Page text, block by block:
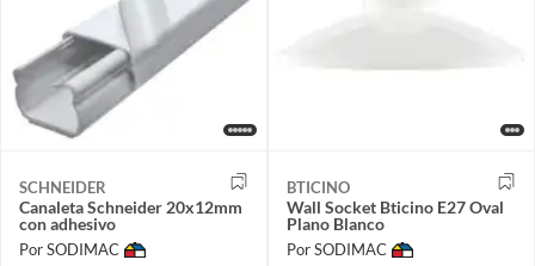
SCHNEIDER
Canaleta Schneider 20x12mm
con adhesivo
Por SODIMAC
BTICINO
Wall Socket Bticino E27 Oval
Plano Blanco
Por SODIMAC